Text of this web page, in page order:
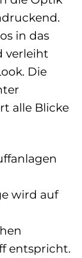
in das
verleiht
Die
alle Blicke
wird auf
entspricht.